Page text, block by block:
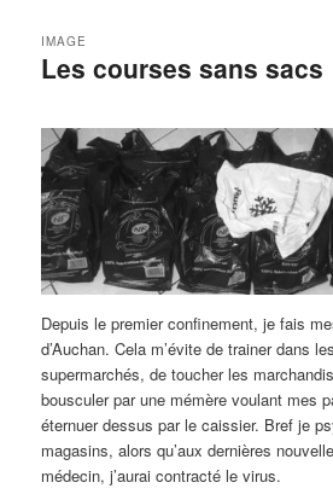
Les courses sans sacs
IMAGE
Depuis le premier confinement, je fais
d’Auchan. Cela m’évite de trainer dans
supermarchés, de toucher les
bousculer par une mémère voulant mes
éternuer dessus par le caissier. Bref je
magasins, alors qu’aux dernières
médecin, j’aurai contracté le virus.